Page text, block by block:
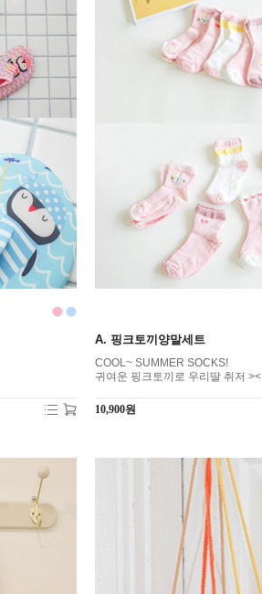
A. 핑크토끼양말세트
COOL~ SUMMER SOCKS!
귀여운 핑크토끼로 우리딸 취저 ><
10,900원